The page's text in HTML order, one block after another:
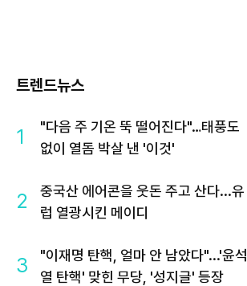
트렌드뉴스
1
"다음 주 기온 뚝 떨어진다"…태풍도
없이 열돔 박살 낸 '이것'
2
중국산 에어콘을 웃돈 주고 산다...유
럽 열광시킨 메이디
3
"이재명 탄핵, 얼마 안 남았다"...'윤석
열 탄핵' 맞힌 무당, '성지글' 등장